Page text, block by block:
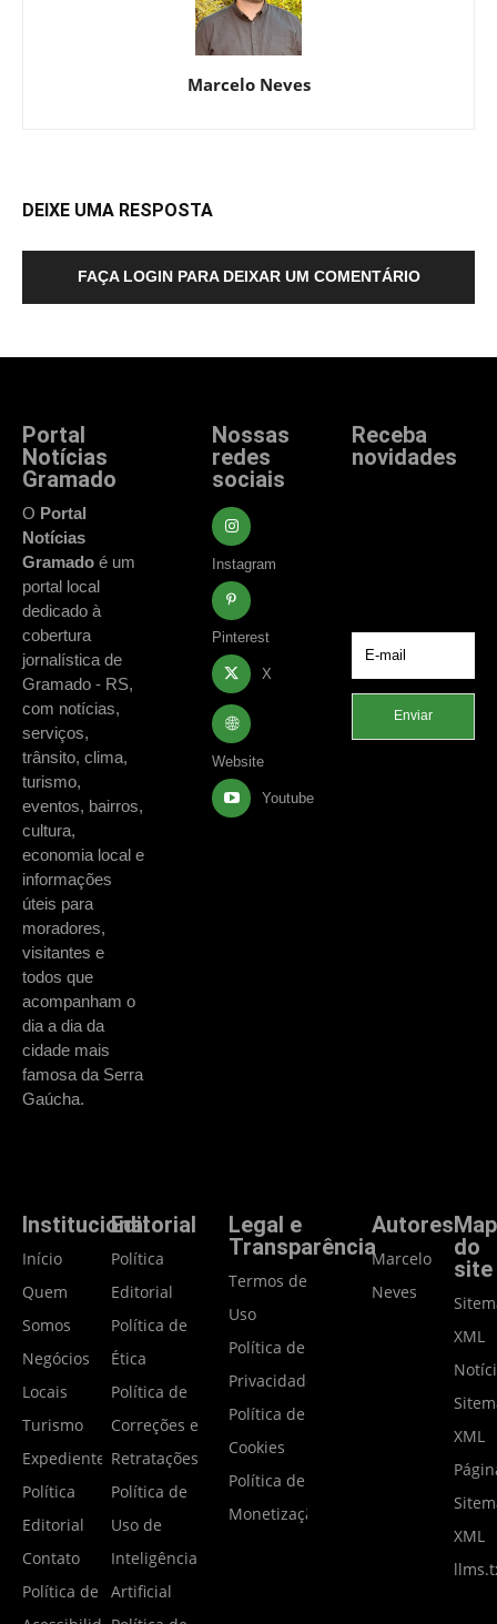
Marcelo Neves
DEIXE UMA RESPOSTA
FAÇA LOGIN PARA DEIXAR UM COMENTÁRIO
Portal
Notícias
Gramado
O Portal
Notícias
Gramado é um
portal local
dedicado à
cobertura
jornalística de
Gramado - RS,
com notícias,
serviços,
trânsito, clima,
turismo,
eventos, bairros,
cultura,
economia local e
informações
úteis para
moradores,
visitantes e
todos que
acompanham o
dia a dia da
cidade mais
famosa da Serra
Gaúcha.
Nossas
redes
sociais
Instagram
Pinterest
X
Website
Youtube
Receba
novidades
Enviar
Institucional
Início
Quem
Somos
Negócios
Locais
Turismo
Expediente
Política
Editorial
Contato
Política de
Editorial
Política
Editorial
Política de
Ética
Política de
Correções e
Retratações
Política de
Uso de
Inteligência
Artificial
Legal e
Transparência
Termos de
Uso
Política de
Privacidade
Política de
Cookies
Política de
Monetização
Autores
Marcelo
Neves
do
site
XML
XML
XML